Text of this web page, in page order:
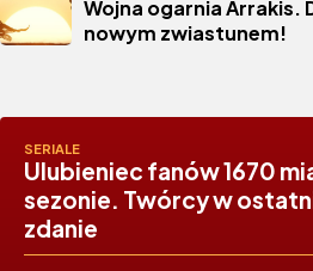
Wojna ogarnia Arrakis.
nowym zwiastunem!
SERIALE
Ulubieniec fanów 1670
sezonie. Twórcy w
zdanie